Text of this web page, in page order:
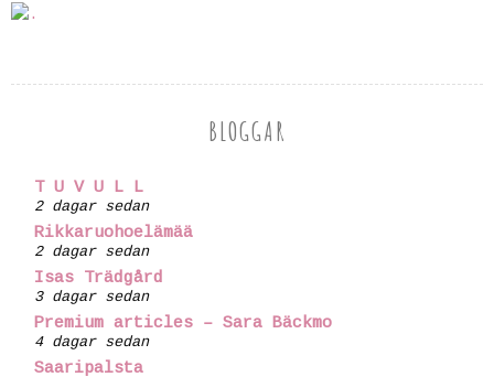
BLOGGAR
T U V U L L
2 dagar sedan
Rikkaruohoelämää
2 dagar sedan
Isas Trädgård
3 dagar sedan
Premium articles – Sara Bäckmo
4 dagar sedan
Saaripalsta